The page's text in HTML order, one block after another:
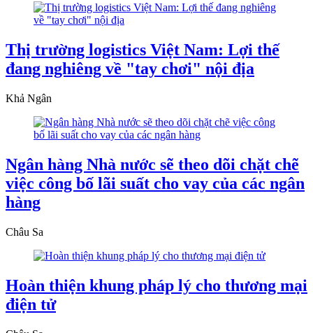
Thị trường logistics Việt Nam: Lợi thế
đang nghiêng về "tay chơi" nội địa
Khả Ngân
Ngân hàng Nhà nước sẽ theo dõi chặt chẽ
việc công bố lãi suất cho vay của các ngân
hàng
Châu Sa
Hoàn thiện khung pháp lý cho thương mại
điện tử